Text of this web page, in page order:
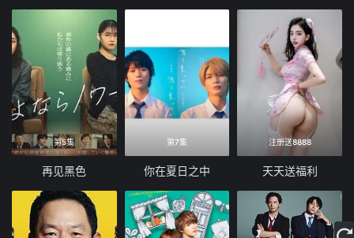
第5集
再见黑色
第7集
你在夏日之中
注册送8888
天天送福利